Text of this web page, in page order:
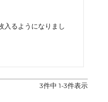
入るようになりまし
3件中 1-3件表示